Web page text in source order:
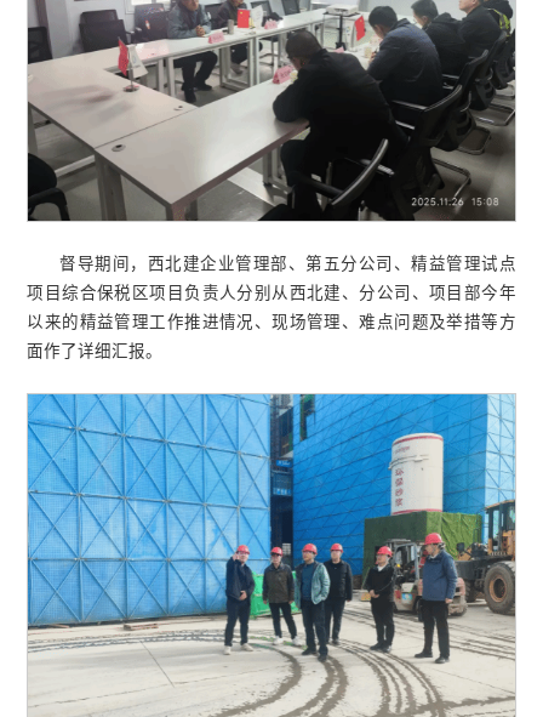
督导期间，西北建企业管理部、第五分公司、精益管理试点
项目综合保税区项目负责人分别从西北建、分公司、项目部今年
以来的精益管理工作推进情况、现场管理、难点问题及举措等方
面作了详细汇报。